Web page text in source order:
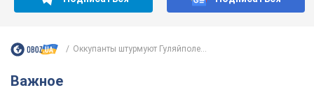
Оккупанты штурмуют Гуляйполе...
Важное